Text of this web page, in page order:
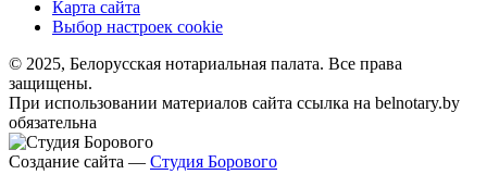
Карта сайта
Выбор настроек cookie
© 2025, Белорусская нотариальная палата. Все права
защищены.
При использовании материалов сайта ссылка на belnotary.by
обязательна
Создание сайта — Студия Борового